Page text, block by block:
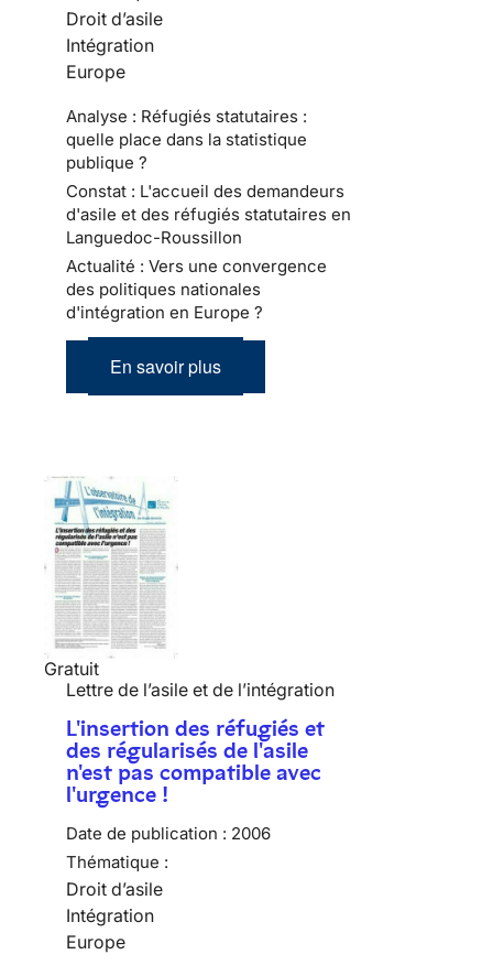
Droit d’asile
Intégration
Europe
Analyse : Réfugiés statutaires :
quelle place dans la statistique
publique ?
Constat : L'accueil des demandeurs
d'asile et des réfugiés statutaires en
Languedoc-Roussillon
Actualité : Vers une convergence
des politiques nationales
d'intégration en Europe ?
En savoir plus
Gratuit
Lettre de l’asile et de l’intégration
L'insertion des réfugiés et
des régularisés de l'asile
n'est pas compatible avec
l'urgence !
Date de publication : 2006
Thématique :
Droit d’asile
Intégration
Europe